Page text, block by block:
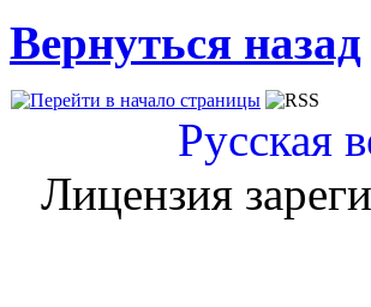
Вернуться назад
Русская
Лицензия